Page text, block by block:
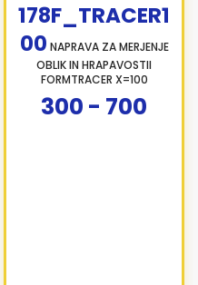
178F_TRACER1
00 NAPRAVA ZA MERJENJE
OBLIK IN HRAPAVOSTII
FORMTRACER X=100
300 - 700